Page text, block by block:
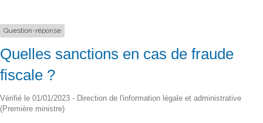
Question-réponse
Quelles sanctions en cas de fraude
fiscale ?
Vérifié le 01/01/2023 - Direction de l'information légale et administrative
(Première ministre)